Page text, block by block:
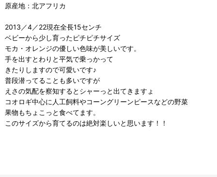
原産地：北アフリカ
2013／4／22現在全長15センチ
ベビーから少し育ったピチピチサイズ
モカ・オレンジの優しい色味が美しいです。
手を出すとわりと平気で乗っかって
きたりしますので可愛いです♪
普段潜ってることも多いですが
えさの気配を察知するとシャーっと出てきますょ
コオロギ中心に人工飼料やコーングリーンピースなどの野菜
果物もちょこっと食べてます。
このサイズから育てるのは絶対楽しいと思います！！